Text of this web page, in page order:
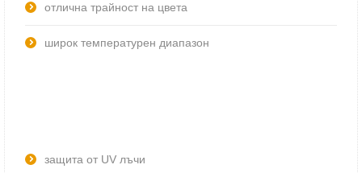
отлична трайност на цвета
широк температурен диапазон
защита от UV лъчи